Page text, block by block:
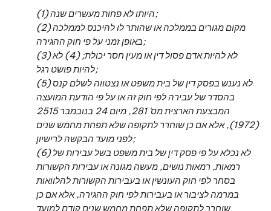
(1) היותו לא פחות מעשרים שנה;
(2) מקום מגורים בממלכה או שהותר לו להיכנס לממלכה
באופן זמני על פי חוק ההגירה;
(3) לא להיות אדם פסול דין או מעין חסר יכולת; (4) לא
להיות פושט רגל;
(5) לא נענש בפסק דין של בית משפט או נצטווה לשלם קנס
בהסדר של עבירה לפי חוק זה או על פי הודעת המועצה
המבצעת הארצית מס' 281, מיום 24 בנובמבר 2515
(1972), אלא אם כן שוחרר לתקופה שלא תפחת מחמש שנים
לפני מועד הבקשה לרישיון;
(6) לא נכלא על פי פסק דין של בית משפט בשל עבירות של
רמאות, רמאות נושים, מעשה מגונה או עבירות הקשורות
בסחר לפי חוק העונשין או בעבירות הקשורות להלוואות
במרמה לציבור או בעבירות לפי חוק ההגירה, אלא אם כן
שוחרר לתקופה שלא תפחת מחמש שנים קודם למועד